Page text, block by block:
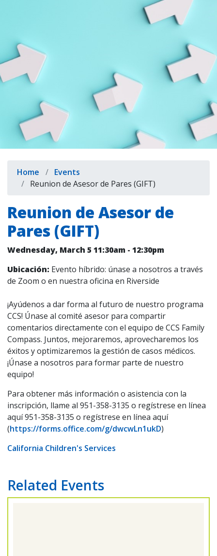
Breadcrumb
Home
Events
Reunion de Asesor de Pares (GIFT)
Reunion de Asesor de
Pares (GIFT)
Wednesday, March 5 11:30am - 12:30pm
Ubicación: Evento híbrido: únase a nosotros a través
de Zoom o en nuestra oficina en Riverside
¡Ayúdenos a dar forma al futuro de nuestro programa
CCS! Únase al comité asesor para compartir
comentarios directamente con el equipo de CCS Family
Compass. Juntos, mejoraremos, aprovecharemos los
éxitos y optimizaremos la gestión de casos médicos.
¡Únase a nosotros para formar parte de nuestro
equipo!
Para obtener más información o asistencia con la
inscripción, llame al 951-358-3135 o regístrese en línea
aquí 951-358-3135 o regístrese en línea aquí
(https://forms.office.com/g/dwcwLn1ukD)
California Children's Services
Related Events